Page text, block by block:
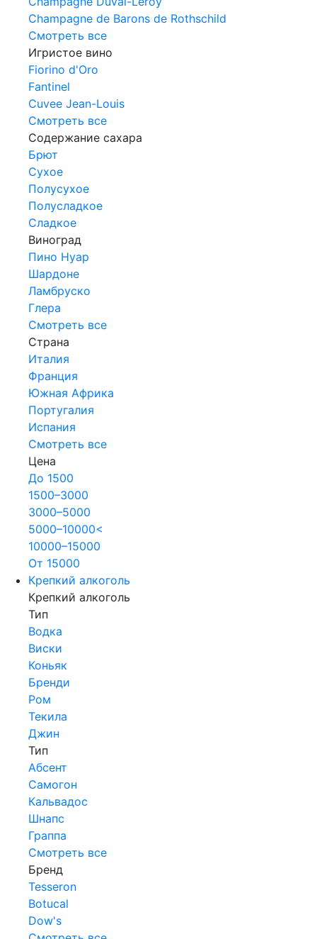
Champagne de Barons de Rothschild
Смотреть все
Игристое вино
Fiorino d'Oro
Fantinel
Cuvee Jean-Louis
Смотреть все
Содержание сахара
Брют
Сухое
Полусухое
Полусладкое
Сладкое
Виноград
Пино Нуар
Шардоне
Ламбруско
Глера
Смотреть все
Страна
Италия
Франция
Южная Африка
Португалия
Испания
Смотреть все
Цена
До 1500
1500–3000
3000–5000
5000–10000<
10000–15000
От 15000
Крепкий алкоголь
Крепкий алкоголь
Тип
Водка
Виски
Коньяк
Бренди
Ром
Текила
Джин
Тип
Абсент
Самогон
Кальвадос
Шнапс
Граппа
Смотреть все
Бренд
Tesseron
Botucal
Dow's